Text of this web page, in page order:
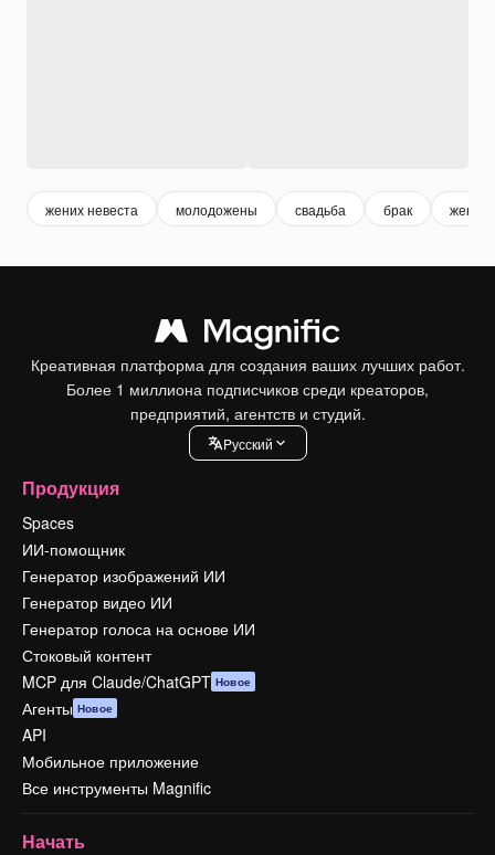
жених невеста молодожены свадьба брак жены
Креативная платформа для создания ваших лучших работ.
Более 1 миллиона подписчиков среди креаторов,
предприятий, агентств и студий.
Pусский
Продукция
Spaces
ИИ-помощник
Генератор изображений ИИ
Генератор видео ИИ
Генератор голоса на основе ИИ
Стоковый контент
MCP для Claude/ChatGPT Новое
Агенты Новое
API
Мобильное приложение
Все инструменты Magnific
Начать